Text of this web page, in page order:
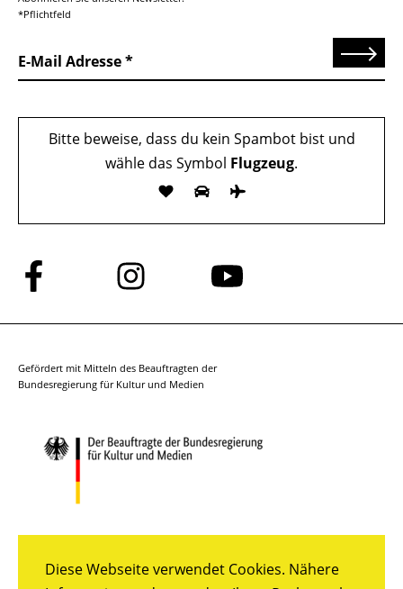
Diese Webseite verwendet Cookies. Nähere
*Pflichtfeld
E-Mail Adresse Senden
Bitte beweise, dass du kein Spambot bist und
wähle das Symbol Flugzeug.
Folge
uns
auf
Folge
uns
auf
Folge
auf
Gefördert mit Mitteln des Beauftragten der
Bundesregierung für Kultur und Medien